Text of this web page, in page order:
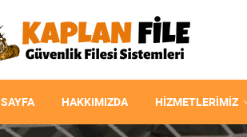
HAKKIMIZDA HIZMETLERIMIZ